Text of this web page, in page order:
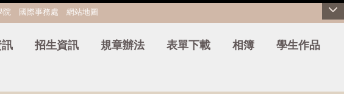
院 國際事務處 網站地圖
招生資訊 規章辦法 表單下載 相簿
學生作品